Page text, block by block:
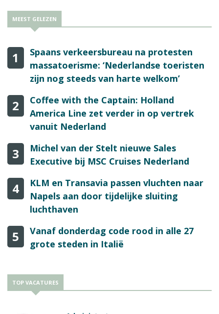
MEEST GELEZEN
1
Spaans verkeersbureau na protesten
massatoerisme: ‘Nederlandse toeristen
zijn nog steeds van harte welkom’
2
Coffee with the Captain: Holland
America Line zet verder in op vertrek
vanuit Nederland
3
Michel van der Stelt nieuwe Sales
Executive bij MSC Cruises Nederland
4
KLM en Transavia passen vluchten naar
Napels aan door tijdelijke sluiting
luchthaven
5
Vanaf donderdag code rood in alle 27
grote steden in Italië
TOP VACATURES